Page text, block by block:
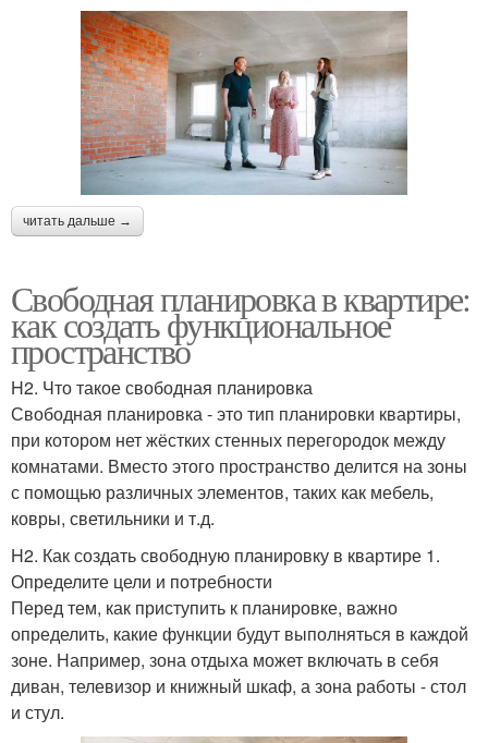
читать дальше →
Свободная планировка в квартире:
как создать функциональное
пространство
H2. Что такое свободная планировка
Свободная планировка - это тип планировки квартиры,
при котором нет жёстких стенных перегородок между
комнатами. Вместо этого пространство делится на зоны
с помощью различных элементов, таких как мебель,
ковры, светильники и т.д.
H2. Как создать свободную планировку в квартире 1.
Определите цели и потребности
Перед тем, как приступить к планировке, важно
определить, какие функции будут выполняться в каждой
зоне. Например, зона отдыха может включать в себя
диван, телевизор и книжный шкаф, а зона работы - стол
и стул.